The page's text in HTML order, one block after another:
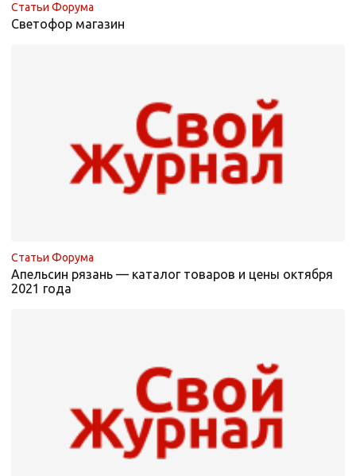
Статьи Форума
Светофор магазин
Статьи Форума
Апельсин рязань — каталог товаров и цены октября
2021 года